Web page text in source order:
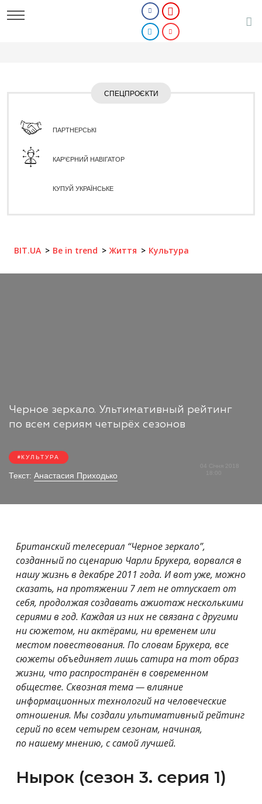
СПЕЦПРОЄКТИ
ПАРТНЕРСЬКІ
КАР'ЄРНИЙ НАВІГАТОР
КУПУЙ УКРАЇНСЬКЕ
BIT.UA Be in trend Життя Культура
Черное зеркало. Ультимативный рейтинг
по всем сериям четырёх сезонов
КУЛЬТУРА
Текст: Анастасия Приходько
Британский телесериал “Черное зеркало”,
созданный по сценарию Чарли Брукера, ворвался в
нашу жизнь в декабре 2011 года. И вот уже, можно
сказать, на протяжении 7 лет не отпускает от
себя, продолжая создавать ажиотаж несколькими
сериями в год. Каждая из них не связана с другими
ни сюжетом, ни актёрами, ни временем или
местом повествования. По словам Брукера, все
сюжеты объединяет лишь сатира на тот образ
жизни, что распространён в современном
обществе. Сквозная тема — влияние
информационных технологий на человеческие
отношения. Мы создали ультимативный рейтинг
серий по всем четырем сезонам, начиная,
по нашему мнению, с самой лучшей.
Нырок (сезон 3. серия 1)